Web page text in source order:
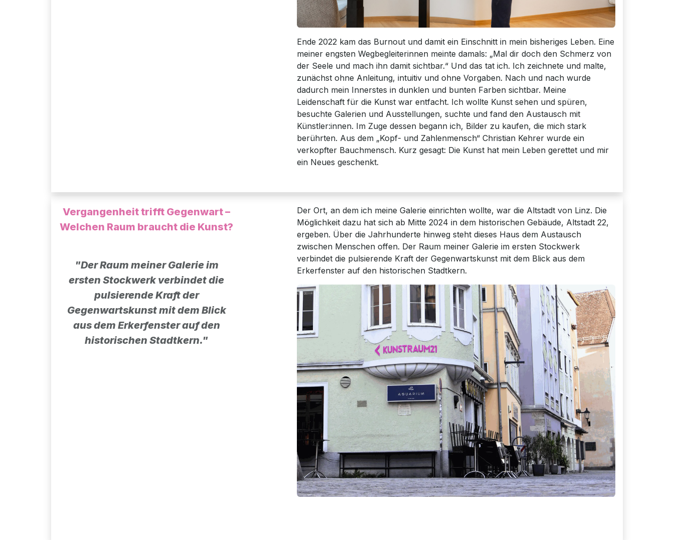
Ende 2022 kam das Burnout und damit ein Einschnitt in mein bisheriges Leben. Eine
meiner engsten Wegbegleiterinnen meinte damals: „Mal dir doch den Schmerz von
der Seele und mach ihn damit sichtbar.“ Und das tat ich. Ich zeichnete und malte,
zunächst ohne Anleitung, intuitiv und ohne Vorgaben. Nach und nach wurde
dadurch mein Innerstes in dunklen und bunten Farben sichtbar. Meine
Leidenschaft für die Kunst war entfacht. Ich wollte Kunst sehen und spüren,
besuchte Galerien und Ausstellungen, suchte und fand den Austausch mit
Künstler:innen. Im Zuge dessen begann ich, Bilder zu kaufen, die mich stark
berührten. Aus dem „Kopf- und Zahlenmensch“ Christian Kehrer wurde ein
verkopfter Bauchmensch. Kurz gesagt: Die Kunst hat mein Leben gerettet und mir
ein Neues geschenkt.
Vergangenheit trifft Gegenwart –
Welchen Raum braucht die Kunst?
"Der Raum meiner Galerie im
ersten Stockwerk verbindet die
pulsierende Kraft der
Gegenwartskunst mit dem Blick
aus dem Erkerfenster auf den
historischen Stadtkern."
Der Ort, an dem ich meine Galerie einrichten wollte, war die Altstadt von Linz. Die
Möglichkeit dazu hat sich ab Mitte 2024 in dem historischen Gebäude, Altstadt 22,
ergeben. Über die Jahrhunderte hinweg steht dieses Haus dem Austausch
zwischen Menschen offen. Der Raum meiner Galerie im ersten Stockwerk
verbindet die pulsierende Kraft der Gegenwartskunst mit dem Blick aus dem
Erkerfenster auf den historischen Stadtkern.